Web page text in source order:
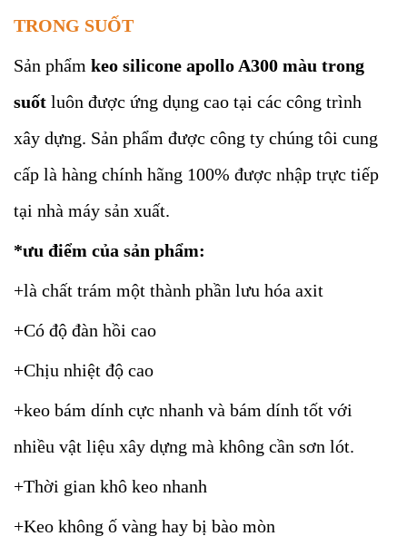
TRONG SUỐT
Sản phẩm keo silicone apollo A300 màu trong
suốt luôn được ứng dụng cao tại các công trình
xây dựng. Sản phẩm được công ty chúng tôi cung
cấp là hàng chính hãng 100% được nhập trực tiếp
tại nhà máy sản xuất.
*ưu điểm của sản phẩm:
+là chất trám một thành phần lưu hóa axit
+Có độ đàn hồi cao
+Chịu nhiệt độ cao
+keo bám dính cực nhanh và bám dính tốt với
nhiều vật liệu xây dựng mà không cần sơn lót.
+Thời gian khô keo nhanh
+Keo không ố vàng hay bị bào mòn